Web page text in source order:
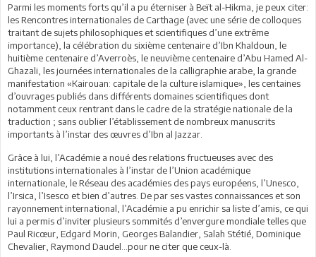
Parmi les moments forts qu’il a pu éterniser à Beït al-Hikma, je peux citer:
les Rencontres internationales de Carthage (avec une série de colloques
traitant de sujets philosophiques et scientifiques d’une extrême
importance), la célébration du sixième centenaire d’Ibn Khaldoun, le
huitième centenaire d’Averroès, le neuvième centenaire d’Abu Hamed Al-
Ghazali, les journées internationales de la calligraphie arabe, la grande
manifestation «Kairouan: capitale de la culture islamique», les centaines
d’ouvrages publiés dans différents domaines scientifiques dont
notamment ceux rentrant dans le cadre de la stratégie nationale de la
traduction ; sans oublier l’établissement de nombreux manuscrits
importants à l’instar des œuvres d’Ibn al Jazzar.
Grâce à lui, l’Académie a noué des relations fructueuses avec des
institutions internationales à l’instar de l’Union académique
internationale, le Réseau des académies des pays européens, l’Unesco,
l’Irsica, l’Isesco et bien d’autres. De par ses vastes connaissances et son
rayonnement international, l’Académie a pu enrichir sa liste d’amis, ce qui
lui a permis d’inviter plusieurs sommités d’envergure mondiale telles que
Paul Ricœur, Edgard Morin, Georges Balandier, Salah Stétié, Dominique
Chevalier, Raymond Daudel...pour ne citer que ceux-là.